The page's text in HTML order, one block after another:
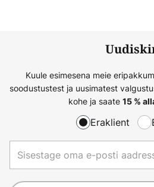
Kuule esimesena meie
soodustustest ja uusimatest
kohe ja saate 15 %
Eraklient